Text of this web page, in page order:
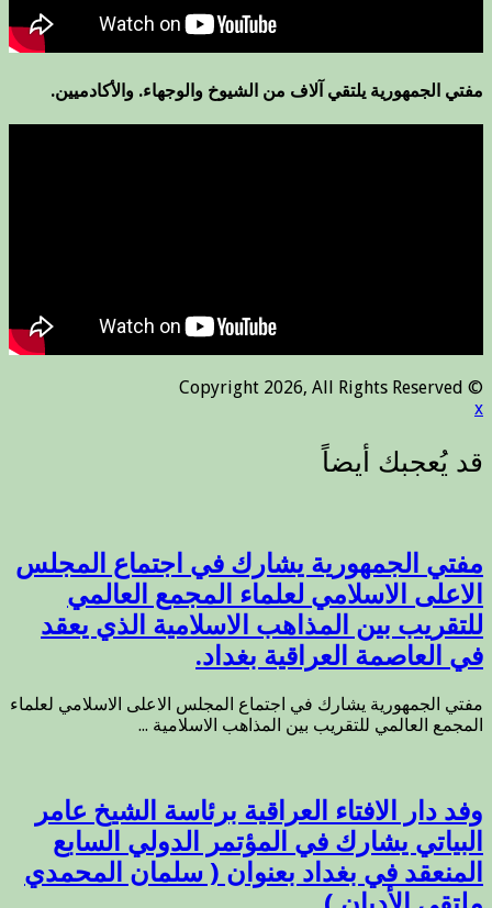
مفتي الجمهورية يلتقي آلاف من الشيوخ والوجهاء. والأكادميين.
© Copyright 2026, All Rights Reserved
x
مفتي الجمهورية يشارك في اجتماع المجلس
الاعلى الاسلامي لعلماء المجمع العالمي
للتقريب بين المذاهب الاسلامية الذي يعقد
في العاصمة العراقية بغداد.
مفتي الجمهورية يشارك في اجتماع المجلس الاعلى الاسلامي لعلماء
المجمع العالمي للتقريب بين المذاهب الاسلامية ...
وفد دار الافتاء العراقية برئاسة الشيخ عامر
البياتي يشارك في المؤتمر الدولي السابع
المنعقد في بغداد بعنوان ( سلمان المحمدي